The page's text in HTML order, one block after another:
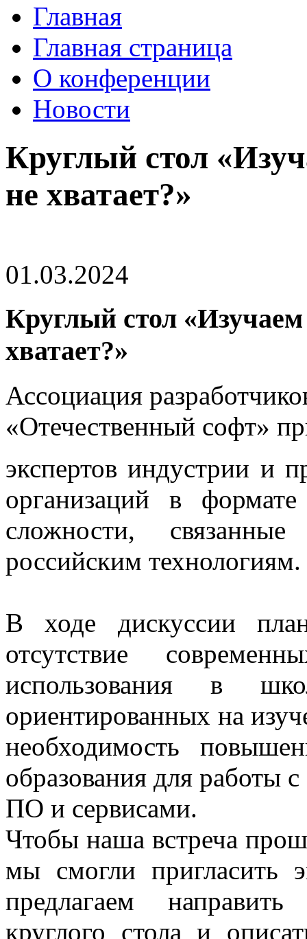
Главная
Главная страница
О конференции
Новости
Круглый стол
не хватает?»
01.03.2024
Круглый стол «Изучаем
хватает?»
Ассоциация
«Отечественный софт»
экспертов индустрии и
организаций в
сложности,
российским технологиям.
В ходе дискуссии
отсутствие
использования в
ориентированных на
необходимость
образования для работы
ПО и сервисами.
Чтобы наша встреча
мы смогли пригласить
предлагаем
круглого стола и